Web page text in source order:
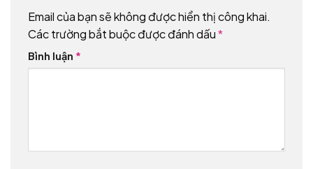
Email của bạn sẽ không được hiển thị công khai.
Các trường bắt buộc được đánh dấu*
Bình luận *